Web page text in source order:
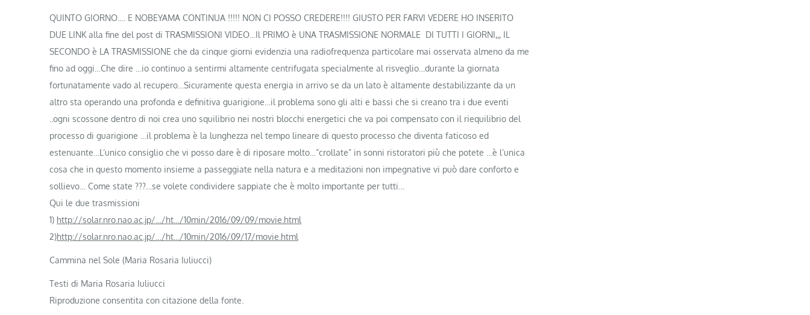
QUINTO GIORNO…. E NOBEYAMA CONTINUA !!!!! NON CI POSSO CREDERE!!!! GIUSTO PER FARVI VEDERE HO INSERITO
DUE LINK alla fine del post di TRASMISSIONI VIDEO…Il PRIMO è UNA TRASMISSIONE NORMALE DI TUTTI I GIORNI,,, IL
SECONDO è LA TRASMISSIONE che da cinque giorni evidenzia una radiofrequenza particolare mai osservata almeno da me
fino ad oggi…Che dire …io continuo a sentirmi altamente centrifugata specialmente al risveglio…durante la giornata
fortunatamente vado al recupero…Sicuramente questa energia in arrivo se da un lato è altamente destabilizzante da un
altro sta operando una profonda e definitiva guarigione…il problema sono gli alti e bassi che si creano tra i due eventi
..ogni scossone dentro di noi crea uno squilibrio nei nostri blocchi energetici che va poi compensato con il riequilibrio del
processo di guarigione …il problema è la lunghezza nel tempo lineare di questo processo che diventa faticoso ed
estenuante…L’unico consiglio che vi posso dare è di riposare molto…”crollate” in sonni ristoratori più che potete …è l’unica
cosa che in questo momento insieme a passeggiate nella natura e a meditazioni non impegnative vi può dare conforto e
sollievo… Come state ???…se volete condividere sappiate che è molto importante per tutti…
Qui le due trasmissioni
1) http://solar.nro.nao.ac.jp/…/ht…/10min/2016/09/09/movie.html
2)http://solar.nro.nao.ac.jp/…/ht…/10min/2016/09/17/movie.html
Cammina nel Sole (Maria Rosaria Iuliucci)
Testi di Maria Rosaria Iuliucci
Riproduzione consentita con citazione della fonte.